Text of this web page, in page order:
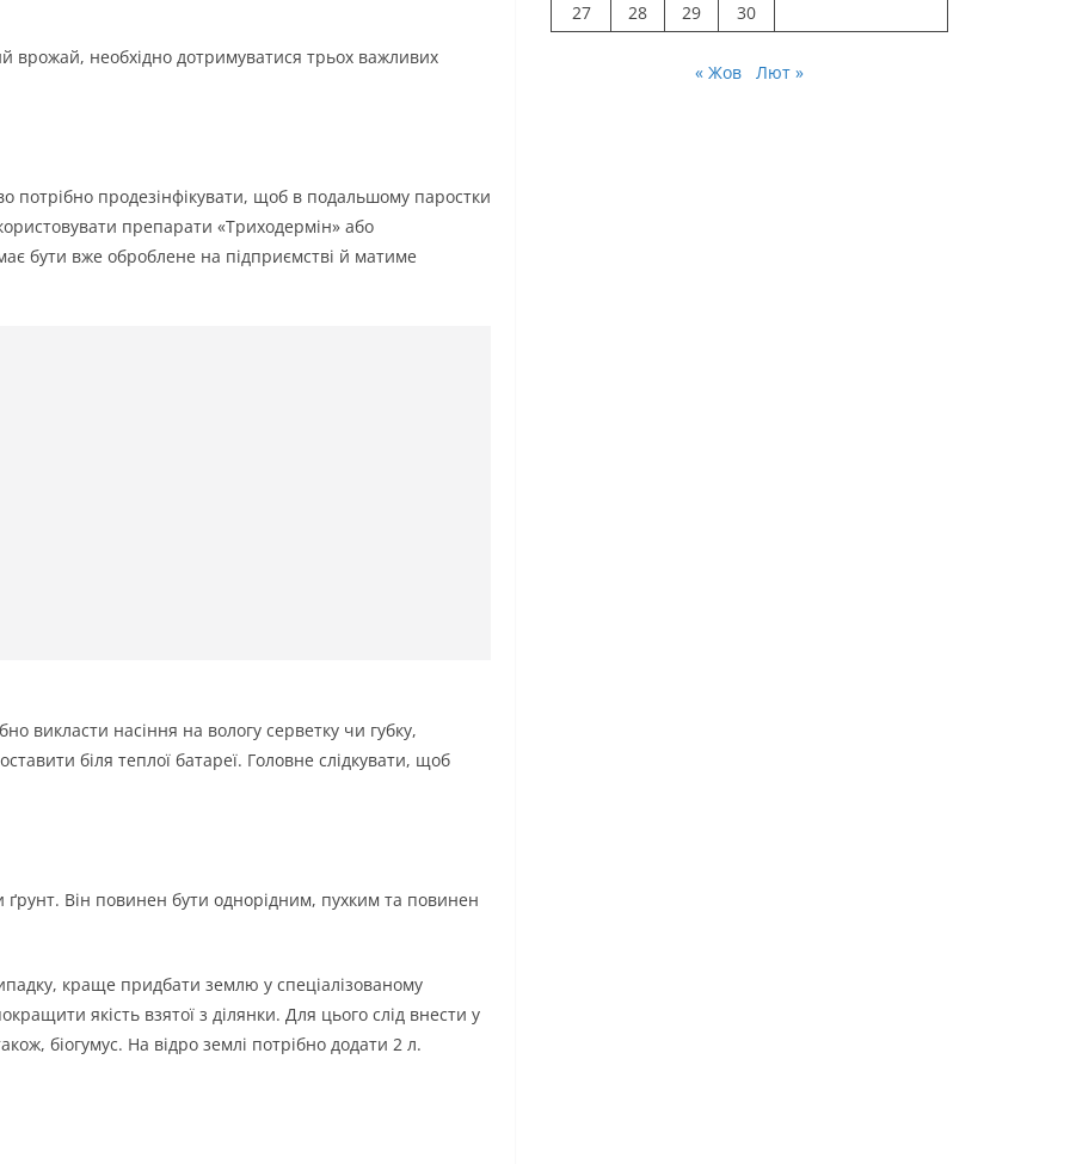
врожай, необхідно дотримуватися трьох важливих
потрібно продезінфікувати, щоб в подальшому паростки
препарати «Триходермін» або
бути вже оброблене на підприємстві й матиме
викласти насіння на вологу серветку чи губку,
біля теплої батареї. Головне слідкувати, щоб
ґрунт. Він повинен бути однорідним, пухким та повинен
краще придбати землю у спеціалізованому
якість взятої з ділянки. Для цього слід внести у
біогумус. На відро землі потрібно додати 2 л.
27
28 29 30
« Жов Лют »